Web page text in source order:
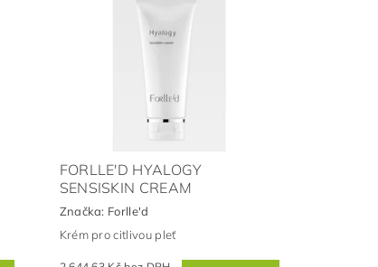
FORLLE'D HYALOGY
SENSISKIN CREAM
Značka: Forlle'd
Krém pro citlivou pleť